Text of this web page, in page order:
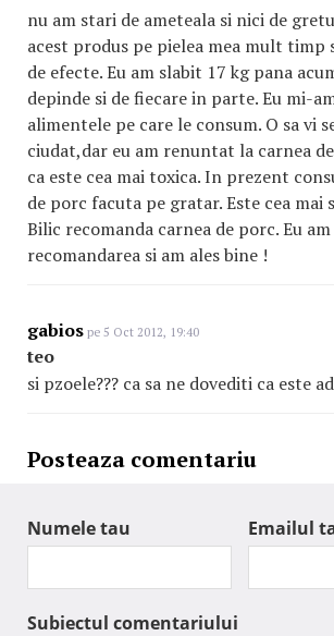
nu am stari de ameteala si nici de
acest produs pe pielea mea mult timp
de efecte. Eu am slabit 17 kg pana
depinde si de fiecare in parte. Eu mi-
alimentele pe care le consum. O sa vi
ciudat,dar eu am renuntat la carnea
ca este cea mai toxica. In prezent
de porc facuta pe gratar. Este cea mai
Bilic recomanda carnea de porc. Eu
recomandarea si am ales bine !
gabios pe 5 Oct 2012, 19:40
teo
si pzoele??? ca sa ne dovediti ca este
Posteaza comentariu
Numele tau Emailul
Subiectul comentariului